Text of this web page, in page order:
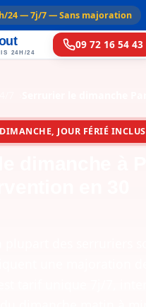
24 — 7j/7 — Sans majoration
24H/24
09 72 16 54 43
JOUR FÉRIÉ INCLUS